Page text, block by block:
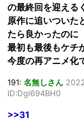
の最終回を迎える
原作に追いついた
たら良かったのに
最初も最後もケチ
今度の再アニメ化
191: 名無しさん
ID:Dgl694BH0
>>31